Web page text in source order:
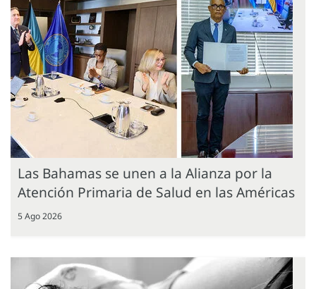
Las Bahamas se unen a la Alianza por la
Atención Primaria de Salud en las Américas
5 Ago 2026